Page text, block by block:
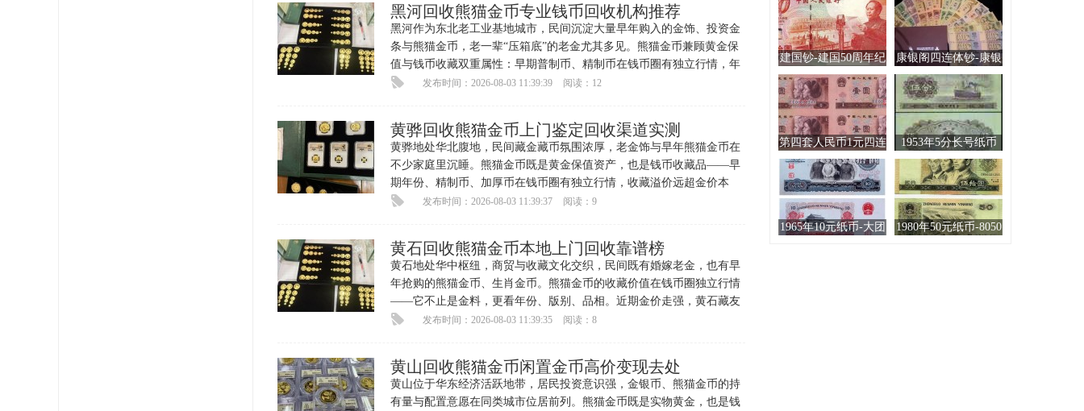
黑河回收熊猫金币专业钱币回收机构推荐
黑河作为东北老工业基地城市，民间沉淀大量早年购入的金饰、投资金
条与熊猫金币，老一辈“压箱底”的老金尤其多见。熊猫金币兼顾黄金保
值与钱币收藏双重属性：早期普制币、精制币在钱币圈有独立行情，年
份、版别、品相都直接拉
发布时间：2026-08-03 11:39:39 阅读：12
黄骅回收熊猫金币上门鉴定回收渠道实测
黄骅地处华北腹地，民间藏金藏币氛围浓厚，老金饰与早年熊猫金币在
不少家庭里沉睡。熊猫金币既是黄金保值资产，也是钱币收藏品——早
期年份、精制币、加厚币在钱币圈有独立行情，收藏溢价远超金价本
身。近期金价走高，黄骅藏家
发布时间：2026-08-03 11:39:37 阅读：9
黄石回收熊猫金币本地上门回收靠谱榜
黄石地处华中枢纽，商贸与收藏文化交织，民间既有婚嫁老金，也有早
年抢购的熊猫金币、生肖金币。熊猫金币的收藏价值在钱币圈独立行情
——它不止是金料，更看年份、版别、品相。近期金价走强，黄石藏友
咨询熊猫金币回收变现的明
发布时间：2026-08-03 11:39:35 阅读：8
黄山回收熊猫金币闲置金币高价变现去处
黄山位于华东经济活跃地带，居民投资意识强，金银币、熊猫金币的持
有量与配置意愿在同类城市位居前列。熊猫金币既是实物黄金，也是钱
建国钞-建国50周年纪
念钞
康银阁四连体钞-康银
阁连体钞珍藏册
第四套人民币1元四连
体钞
1953年5分长号纸币
1965年10元纸币-大团
1980年50元纸币-8050